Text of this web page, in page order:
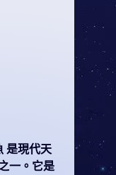
是現代天
一。它是